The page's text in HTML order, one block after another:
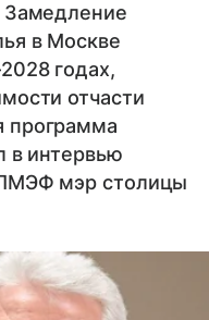
Замедление
в Москве
годах,
отчасти
программа
в интервью
мэр столицы